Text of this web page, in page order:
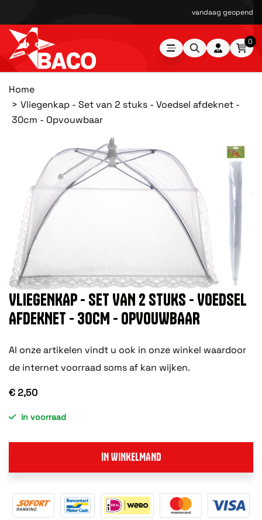
vandaag geopend
0
Home
Vliegenkap - Set van 2 stuks - Voedsel afdeknet -
30cm - Opvouwbaar
VLIEGENKAP - SET VAN 2 STUKS - VOEDSEL
AFDEKNET - 30CM - OPVOUWBAAR
Al onze artikelen vindt u ook in onze winkel waardoor
de internet voorraad soms af kan wijken.
€ 2,50
in voorraad
IN WINKELMAND